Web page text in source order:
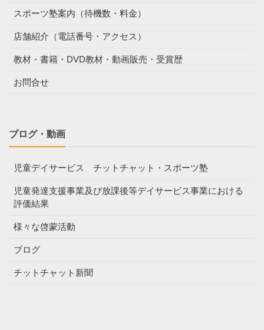
スポーツ塾案内（待機数・料金）
店舗紹介（電話番号・アクセス）
教材・書籍・DVD教材・動画販売・受賞歴
お問合せ
ブログ・動画
児童デイサービス チットチャット・スポーツ塾
児童発達支援事業及び放課後等デイサービス事業における
評価結果
様々な啓蒙活動
ブログ
チットチャット新聞